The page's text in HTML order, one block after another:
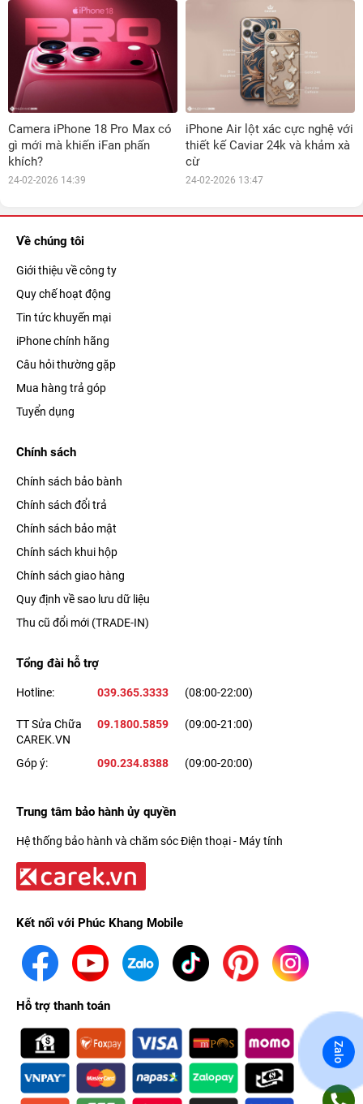
Camera iPhone 18 Pro Max có
gì mới mà khiến iFan phấn
khích?
24-02-2026 14:39
iPhone Air lột xác cực nghệ với
thiết kế Caviar 24k và khảm xà
cừ
24-02-2026 13:47
Về chúng tôi
Giới thiệu về công ty
Quy chế hoạt động
Tin tức khuyến mại
iPhone chính hãng
Câu hỏi thường gặp
Mua hàng trả góp
Tuyển dụng
Chính sách
Chính sách bảo bành
Chính sách đổi trả
Chính sách bảo mật
Chính sách khui hộp
Chính sách giao hàng
Quy định về sao lưu dữ liệu
Thu cũ đổi mới (TRADE-IN)
Tổng đài hỗ trợ
Hotline: 039.365.3333 (08:00-22:00)
TT Sửa Chữa
CAREK.VN
09.1800.5859 (09:00-21:00)
Góp ý: 090.234.8388 (09:00-20:00)
Trung tâm bảo hành ủy quyền
Hệ thống bảo hành và chăm sóc Điện thoại - Máy tính
Kết nối với Phúc Khang Mobile
Hỗ trợ thanh toán
Zalo